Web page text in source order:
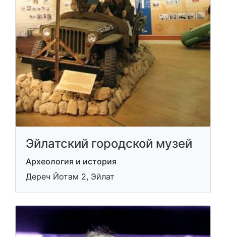
Эйлатский городской музей
Археология и история
Дереч Йотам 2, Эйлат